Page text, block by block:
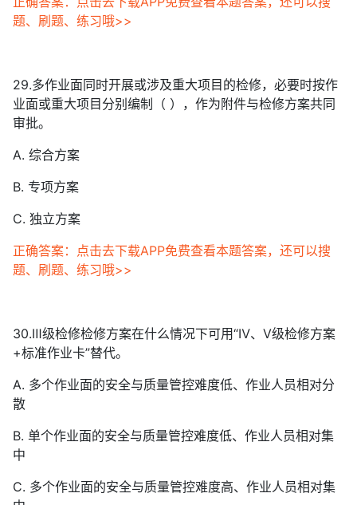
题、刷题、练习哦>>
29.多作业面同时开展或涉及重大项目的检修，必要时按作
业面或重大项目分别编制（ ），作为附件与检修方案共同
审批。
A. 综合方案
B. 专项方案
C. 独立方案
正确答案：点击去下载APP免费查看本题答案，还可以搜
题、刷题、练习哦>>
30.Ⅲ级检修检修方案在什么情况下可用“Ⅳ、Ⅴ级检修方案
+标准作业卡”替代。
A. 多个作业面的安全与质量管控难度低、作业人员相对分
散
B. 单个作业面的安全与质量管控难度低、作业人员相对集
中
C. 多个作业面的安全与质量管控难度高、作业人员相对集